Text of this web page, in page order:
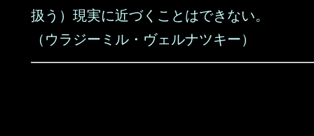
扱う）現実に近づくことはできない。
（ウラジーミル・ヴェルナツキー）